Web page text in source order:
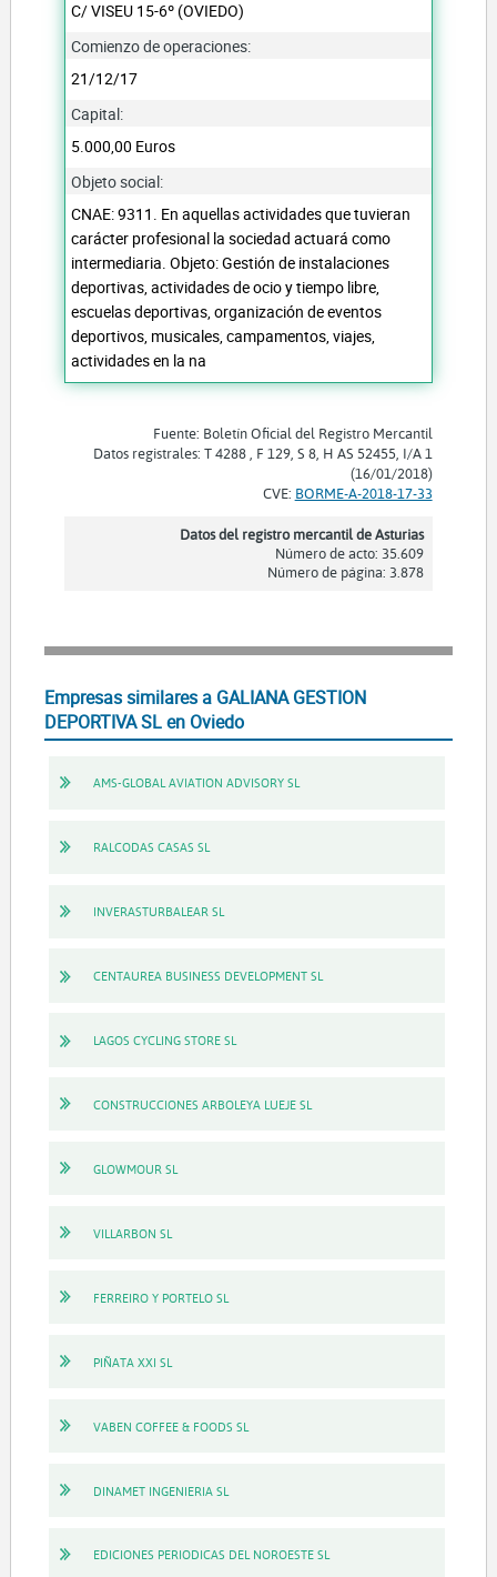
C/ VISEU 15-6º (OVIEDO)
Comienzo de operaciones:
21/12/17
Capital:
5.000,00 Euros
Objeto social:
CNAE: 9311. En aquellas actividades que tuvieran
carácter profesional la sociedad actuará como
intermediaria. Objeto: Gestión de instalaciones
deportivas, actividades de ocio y tiempo libre,
escuelas deportivas, organización de eventos
deportivos, musicales, campamentos, viajes,
actividades en la na
Fuente: Boletín Oficial del Registro Mercantil
Datos registrales: T 4288 , F 129, S 8, H AS 52455, I/A 1
(16/01/2018)
CVE: BORME-A-2018-17-33
Datos del registro mercantil de Asturias
Número de acto: 35.609
Número de página: 3.878
Empresas similares a GALIANA GESTION
DEPORTIVA SL en Oviedo
AMS-GLOBAL AVIATION ADVISORY SL
RALCODAS CASAS SL
INVERASTURBALEAR SL
CENTAUREA BUSINESS DEVELOPMENT SL
LAGOS CYCLING STORE SL
CONSTRUCCIONES ARBOLEYA LUEJE SL
GLOWMOUR SL
VILLARBON SL
FERREIRO Y PORTELO SL
PIÑATA XXI SL
VABEN COFFEE & FOODS SL
DINAMET INGENIERIA SL
EDICIONES PERIODICAS DEL NOROESTE SL